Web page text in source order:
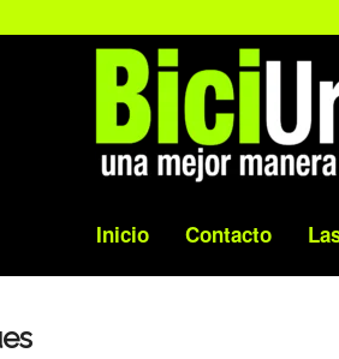
Inicio Contacto